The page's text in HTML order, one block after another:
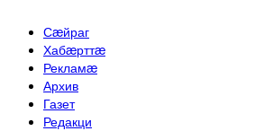
Сæйраг
Хабæрттæ
Рекламæ
Архив
Газет
Редакци